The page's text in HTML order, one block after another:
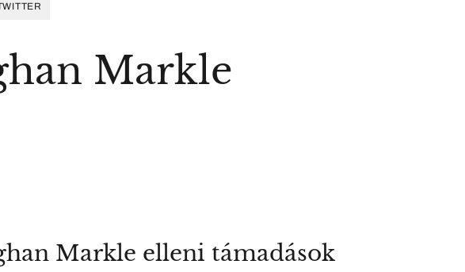
Markle
Markle elleni támadások